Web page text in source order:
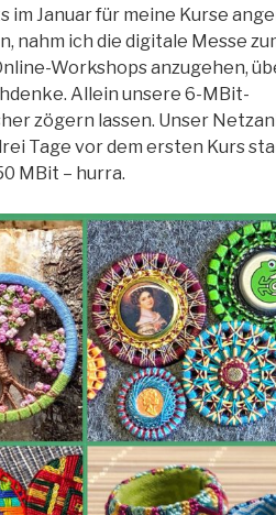
im Januar für meine Kurse
nahm ich die digitale Messe
Workshops anzugehen,
Allein unsere 6-MBit-
zögern lassen. Unser
Tage vor dem ersten Kurs
MBit – hurra.